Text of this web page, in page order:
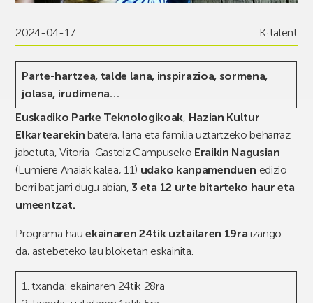
2024-04-17 K·talent
Parte-hartzea, talde lana, inspirazioa, sormena,
jolasa, irudimena…
Euskadiko Parke Teknologikoak, Hazian Kultur
Elkartearekin batera, lana eta familia uztartzeko beharraz
jabetuta, Vitoria-Gasteiz Campuseko Eraikin Nagusian
(Lumiere Anaiak kalea, 11) udako kanpamenduen edizio
berri bat jarri dugu abian,3 eta 12 urte bitarteko haur eta
umeentzat.
Programa hauekainaren 24tik uztailaren 19ra izango
da, astebeteko lau bloketan eskainita.
1. txanda: ekainaren 24tik 28ra